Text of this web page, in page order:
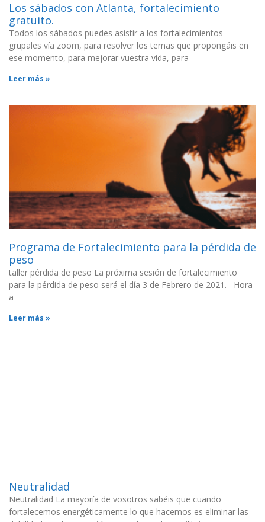
Los sábados con Atlanta, fortalecimiento
gratuito.
Todos los sábados puedes asistir a los fortalecimientos
grupales vía zoom, para resolver los temas que propongáis en
ese momento, para mejorar vuestra vida, para
Leer más »
Programa de Fortalecimiento para la pérdida de
peso
taller pérdida de peso La próxima sesión de fortalecimiento
para la pérdida de peso será el día 3 de Febrero de 2021. Hora
a
Leer más »
Neutralidad
Neutralidad La mayoría de vosotros sabéis que cuando
fortalecemos energéticamente lo que hacemos es eliminar las